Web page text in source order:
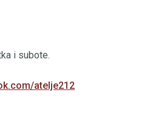
i subote.
atelje212